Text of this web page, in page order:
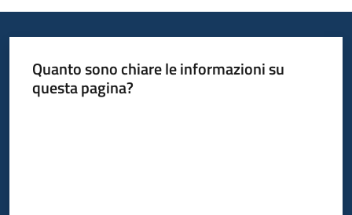
Quanto sono chiare le informazioni su
questa pagina?